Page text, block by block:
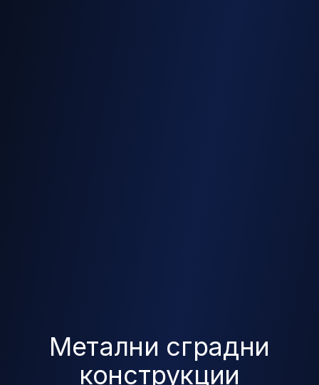
Метални сградни
конструкции